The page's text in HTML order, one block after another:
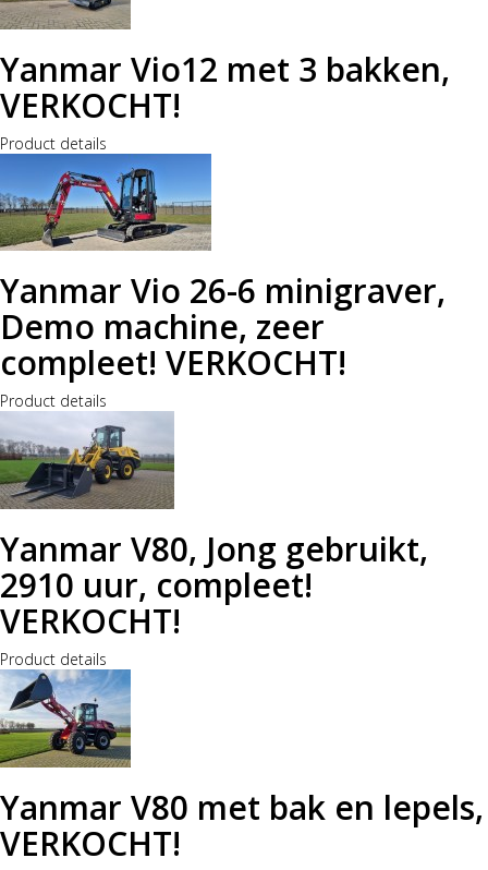
Yanmar Vio12 met 3 bakken,
VERKOCHT!
Product details
Yanmar Vio 26-6 minigraver,
Demo machine, zeer
compleet! VERKOCHT!
Product details
Yanmar V80, Jong gebruikt,
2910 uur, compleet!
VERKOCHT!
Product details
Yanmar V80 met bak en lepels,
VERKOCHT!